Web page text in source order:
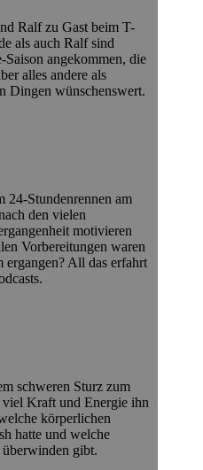
Ralf zu Gast beim T-
als auch Ralf sind
angekommen, die
alles andere als
Dingen wünschenswert.
24-Stundenrennen am
den vielen
motivieren
Vorbereitungen waren
ergangen? All das erfahrt
schweren Sturz zum
viel Kraft und Energie ihn
körperlichen
hatte und welche
gibt.